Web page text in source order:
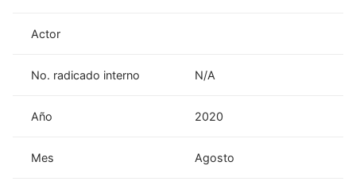
Actor
No. radicado interno N/A
Año 2020
Mes Agosto